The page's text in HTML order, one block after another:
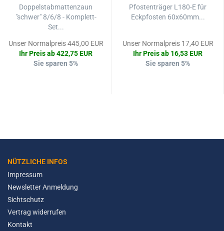
Doppelstabmattenzaun
"schwer" 8/6/8 - Komplett-
Set...
Unser Normalpreis 445,00 EUR
Ihr Preis ab 422,75 EUR
Sie sparen 5%
Pfostenträger L180-E für
Eckpfosten 60x60mm...
Unser Normalpreis 17,40 EUR
Ihr Preis ab 16,53 EUR
Sie sparen 5%
NÜTZLICHE INFOS
Impressum
Newsletter Anmeldung
Sichtschutz
Vertrag widerrufen
Kontakt